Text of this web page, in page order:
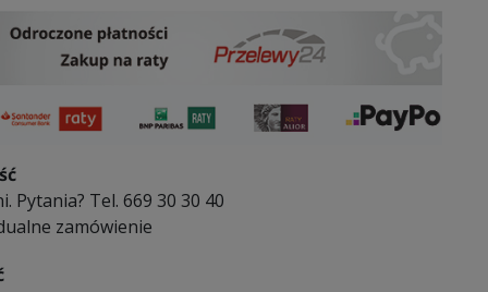
Pytania? Tel. 669 30 30 40
zamówienie